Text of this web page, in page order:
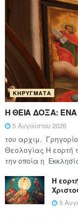
ΚΗΡΎΓΜΑΤΑ
Η ΘΕΙΑ ΔΟΞΑ:
5 Αυγούστου 2026
του αρχιμ.
Θεολογίας Η εορτή
την οποία η
Η
5